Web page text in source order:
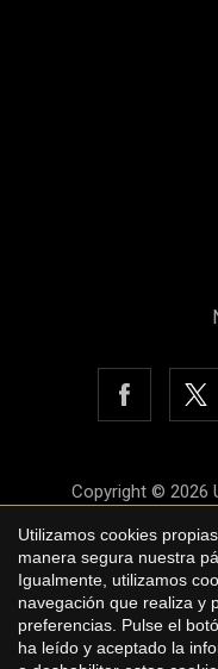
Copyright © 2026
Utilizamos cookies
manera segura nuestra
Igualmente, utilizamos
navegación que realiza y
preferencias. Pulse el
ha leído y aceptado la
Guardar